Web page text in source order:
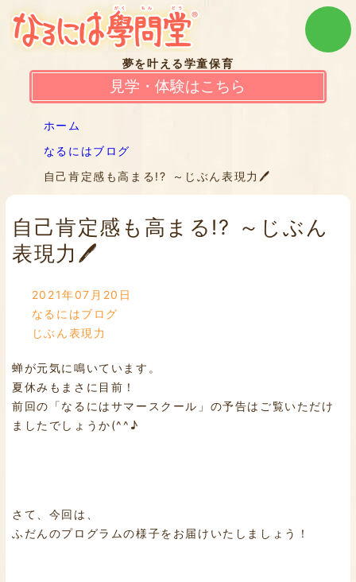
夢を叶える学童保育
見学・体験はこちら
ホーム
なるにはブログ
自己肯定感も高まる!? ～じぶん表現力🖊
自己肯定感も高まる!? ～じぶん
表現力🖊
2021年07月20日
なるにはブログ
じぶん表現力
蝉が元気に鳴いています。
夏休みもまさに目前！
前回の「なるにはサマースクール」の予告はご覧いただけ
ましたでしょうか(^^♪
さて、今回は、
ふだんのプログラムの様子をお届けいたしましょう！